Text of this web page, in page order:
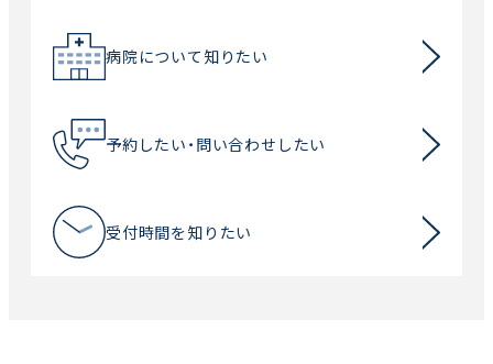
病院について知りたい
予約したい・問い合わせしたい
受付時間を知りたい